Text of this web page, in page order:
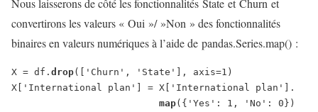
convertirons les valeurs « Oui »/ »Non » des fonctionnalités
binaires en valeurs numériques à l’aide de pandas.Series.map() :
X = df. drop(['Churn', 'State'], axis=1)
X['International plan'] = X['International plan'].
map({'Yes': 1, 'No': 0})